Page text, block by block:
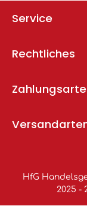
Service
Rechtliches
HfG
2025 -